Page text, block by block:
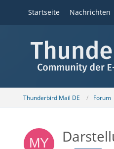
Startseite Nachrichten
Thunderbird Mail DE Forum